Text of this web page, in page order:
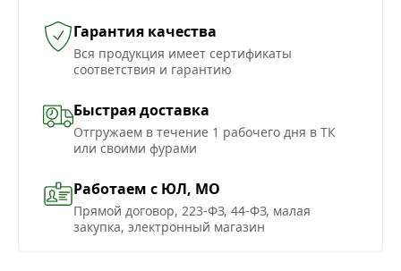
Гарантия качества
Вся продукция имеет сертификаты
соответствия и гарантию
Быстрая доставка
Отгружаем в течение 1 рабочего дня в ТК
или своими фурами
Работаем с ЮЛ, МО
Прямой договор, 223-ФЗ, 44-ФЗ, малая
закупка, электронный магазин